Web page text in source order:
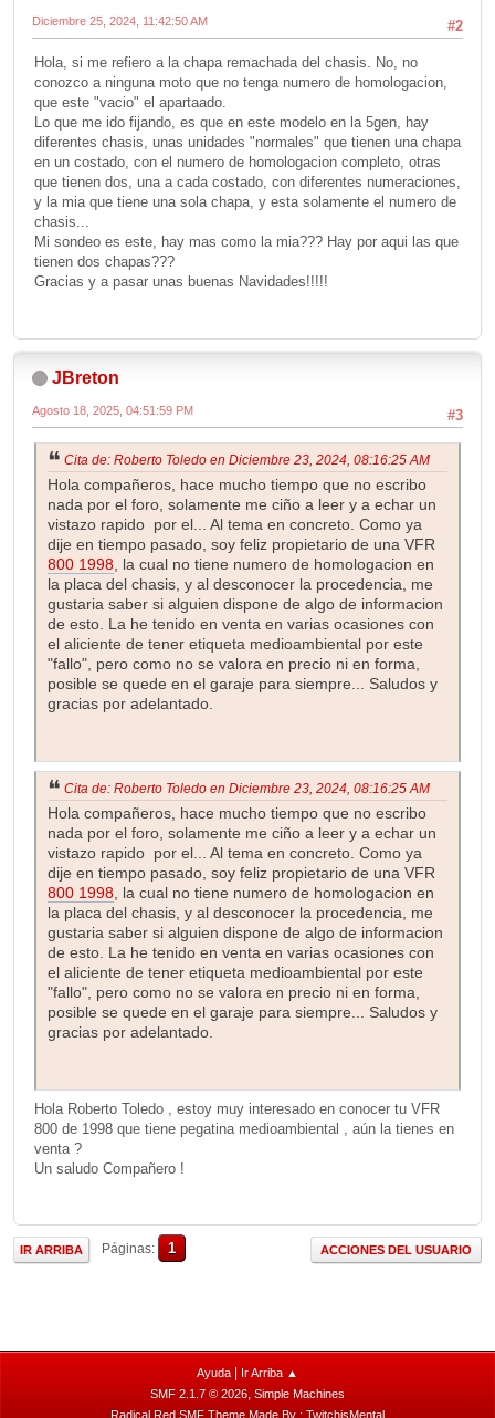
#2
Diciembre 25, 2024, 11:42:50 AM
Hola, si me refiero a la chapa remachada del chasis. No, no
conozco a ninguna moto que no tenga numero de homologacion,
que este "vacio" el apartaado.
Lo que me ido fijando, es que en este modelo en la 5gen, hay
diferentes chasis, unas unidades "normales" que tienen una chapa
en un costado, con el numero de homologacion completo, otras
que tienen dos, una a cada costado, con diferentes numeraciones,
y la mia que tiene una sola chapa, y esta solamente el numero de
chasis...
Mi sondeo es este, hay mas como la mia??? Hay por aqui las que
tienen dos chapas???
Gracias y a pasar unas buenas Navidades!!!!!
JBreton
#3
Agosto 18, 2025, 04:51:59 PM
Cita de: Roberto Toledo en Diciembre 23, 2024, 08:16:25 AM
Hola compañeros, hace mucho tiempo que no escribo
nada por el foro, solamente me ciño a leer y a echar un
vistazo rapido por el... Al tema en concreto. Como ya
dije en tiempo pasado, soy feliz propietario de una VFR
800 1998 , la cual no tiene numero de homologacion en
la placa del chasis, y al desconocer la procedencia, me
gustaria saber si alguien dispone de algo de informacion
de esto. La he tenido en venta en varias ocasiones con
el aliciente de tener etiqueta medioambiental por este
"fallo", pero como no se valora en precio ni en forma,
posible se quede en el garaje para siempre... Saludos y
gracias por adelantado.
Cita de: Roberto Toledo en Diciembre 23, 2024, 08:16:25 AM
Hola compañeros, hace mucho tiempo que no escribo
nada por el foro, solamente me ciño a leer y a echar un
vistazo rapido por el... Al tema en concreto. Como ya
dije en tiempo pasado, soy feliz propietario de una VFR
800 1998 , la cual no tiene numero de homologacion en
la placa del chasis, y al desconocer la procedencia, me
gustaria saber si alguien dispone de algo de informacion
de esto. La he tenido en venta en varias ocasiones con
el aliciente de tener etiqueta medioambiental por este
"fallo", pero como no se valora en precio ni en forma,
posible se quede en el garaje para siempre... Saludos y
gracias por adelantado.
Hola Roberto Toledo , estoy muy interesado en conocer tu VFR
800 de 1998 que tiene pegatina medioambiental , aún la tienes en
venta ?
Un saludo Compañero !
IR ARRIBA Páginas 1 ACCIONES DEL USUARIO
Ayuda
Ir Arriba ▲
SMF 2.1.7 © 2026, Simple Machines
Radical Red SMF Theme Made By : TwitchisMental